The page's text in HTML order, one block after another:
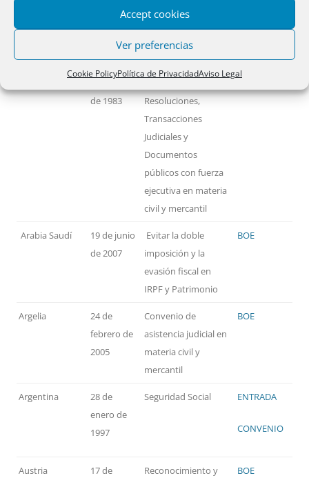
Accept cookies
Ver preferencias
Cookie PolicyPolítica de PrivacidadAviso Legal
de 1983
Resoluciones,
Transacciones
Judiciales y
Documentos
públicos con fuerza
ejecutiva en materia
civil y mercantil
Arabia Saudí
19 de junio
de 2007
Evitar la doble
imposición y la
evasión fiscal en
IRPF y Patrimonio
BOE
Argelia
24 de
febrero de
2005
Convenio de
asistencia judicial en
materia civil y
mercantil
BOE
Argentina
28 de
enero de
1997
Seguridad Social ENTRADA
CONVENIO
Austria
17 de
Reconocimiento y
BOE